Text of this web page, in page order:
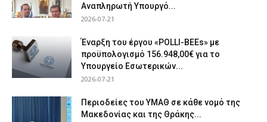
Αναπληρωτή Υπουργό...
2026-07-21
Έναρξη του έργου «POLLI-BEEs» με
προϋπολογισμό 156.948,00€ για το
Υπουργείο Εσωτερικών...
2026-07-21
Περιοδείες του ΥΜΑΘ σε κάθε νομό της
Μακεδονίας και της Θράκης...